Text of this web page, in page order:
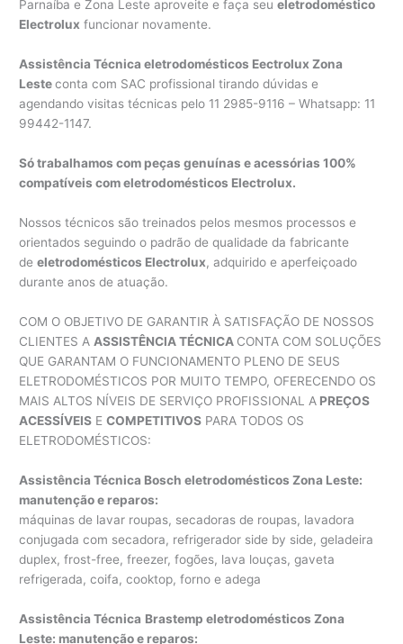
Parnaíba e Zona Leste aproveite e faça seueletrodoméstico
Electrolux funcionar novamente.
Assistência Técnica eletrodomésticos Eectrolux Zona
Lesteconta com SAC profissional tirando dúvidas e
agendando visitas técnicas pelo 11 2985-9116 – Whatsapp: 11
99442-1147.
Só trabalhamos com peças genuínas e acessórias 100%
compatíveis com eletrodomésticos Electrolux.
Nossos técnicos são treinados pelos mesmos processos e
orientados seguindo o padrão de qualidade da fabricante
deeletrodomésticos Electrolux, adquirido e aperfeiçoado
durante anos de atuação.
COM O OBJETIVO DE GARANTIR À SATISFAÇÃO DE NOSSOS
CLIENTES A ASSISTÊNCIA TÉCNICA CONTA COM SOLUÇÕES
QUE GARANTAM O FUNCIONAMENTO PLENO DE SEUS
ELETRODOMÉSTICOS POR MUITO TEMPO, OFERECENDO OS
MAIS ALTOS NÍVEIS DE SERVIÇO PROFISSIONAL A PREÇOS
ACESSÍVEIS ECOMPETITIVOS PARA TODOS OS
ELETRODOMÉSTICOS:
Assistência Técnica Bosch eletrodomésticos Zona Leste:
manutenção e reparos:
máquinas de lavar roupas, secadoras de roupas, lavadora
conjugada com secadora, refrigerador side by side, geladeira
duplex, frost-free, freezer, fogões, lava louças, gaveta
refrigerada, coifa, cooktop, forno e adega
Assistência Técnica Brastemp eletrodomésticos Zona
Leste: manutenção e reparos: